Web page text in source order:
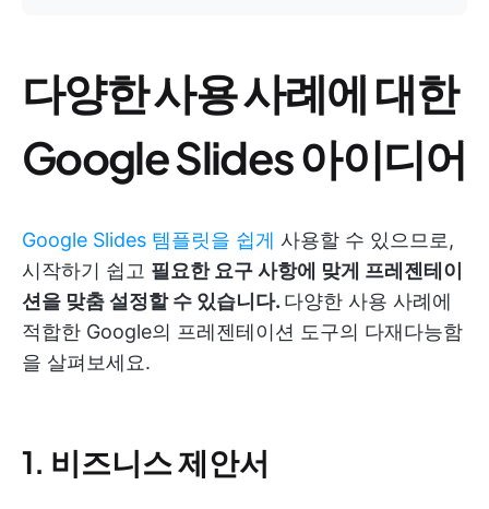
다양한 사용 사례에 대한
Google Slides 아이디어
Google Slides 템플릿을 쉽게 사용할 수 있으므로,
시작하기 쉽고 필요한 요구 사항에 맞게 프레젠테이
션을 맞춤 설정할 수 있습니다. 다양한 사용 사례에
적합한 Google의 프레젠테이션 도구의 다재다능함
을 살펴보세요.
1. 비즈니스 제안서